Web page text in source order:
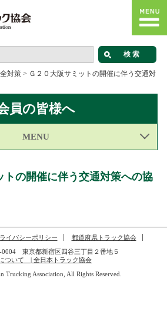
対策> Ｇ２０大阪サミットの開催に伴う交通対
員の皆様へ
MENU
トの開催に伴う交通対策への協
イバシーポリシー
都道府県トラック協会
東京都新宿区四谷三丁目２番地５
ついて | 全日本トラック協会
Trucking Association, All Rights Reserved.